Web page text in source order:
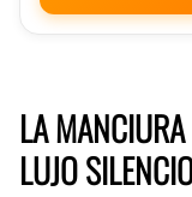
LA
LUJO